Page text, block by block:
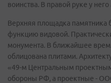
воинства. В правой руке у
Верхняя площадка памятника
функцию видовой.
монумента. В ближайшее
облицована плитами.
«49-м Центральным
обороны РФ, а проектные -